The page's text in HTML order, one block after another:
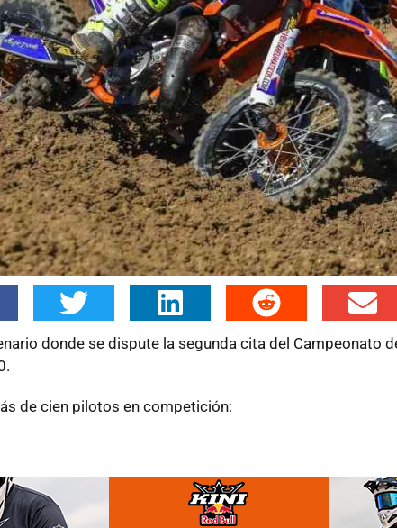
donde se dispute la segunda cita del Campeonato
de cien pilotos en competición: